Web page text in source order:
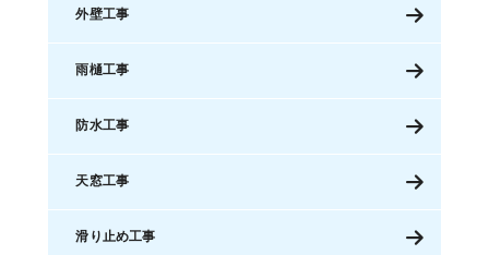
外壁工事
雨樋工事
防水工事
天窓工事
滑り止め工事